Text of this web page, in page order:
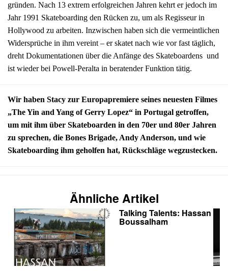
gründen. Nach 13 extrem erfolgreichen Jahren kehrt er jedoch im
Jahr 1991 Skateboarding den Rücken zu, um als Regisseur in
Hollywood zu arbeiten. Inzwischen haben sich die vermeintlichen
Widersprüche in ihm vereint – er skatet nach wie vor fast täglich,
dreht Dokumentationen über die Anfänge des Skateboardens und
ist wieder bei Powell-Peralta in beratender Funktion tätig.
Wir haben Stacy zur Europapremiere seines neuesten Filmes
„The Yin and Yang of Gerry Lopez“ in Portugal getroffen,
um mit ihm über Skateboarden in den 70er und 80er Jahren
zu sprechen, die Bones Brigade, Andy Anderson, und wie
Skateboarding ihm geholfen hat, Rückschläge wegzustecken.
Ähnliche Artikel
Talking Talents: Hassan
Boussalham